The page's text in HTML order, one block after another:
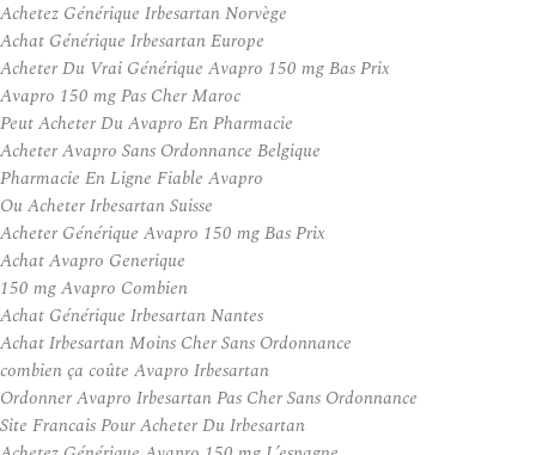
Achetez Générique Irbesartan Norvège
Achat Générique Irbesartan Europe
Acheter Du Vrai Générique Avapro 150 mg Bas Prix
Avapro 150 mg Pas Cher Maroc
Peut Acheter Du Avapro En Pharmacie
Acheter Avapro Sans Ordonnance Belgique
Pharmacie En Ligne Fiable Avapro
Ou Acheter Irbesartan Suisse
Acheter Générique Avapro 150 mg Bas Prix
Achat Avapro Generique
150 mg Avapro Combien
Achat Générique Irbesartan Nantes
Achat Irbesartan Moins Cher Sans Ordonnance
combien ça coûte Avapro Irbesartan
Ordonner Avapro Irbesartan Pas Cher Sans Ordonnance
Site Francais Pour Acheter Du Irbesartan